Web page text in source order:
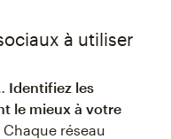
à utiliser
Identifiez les
le mieux à votre
Chaque réseau